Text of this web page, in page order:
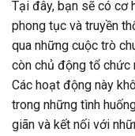
Tại đây, bạn sẽ có cơ
phong tục và truyền
qua những cuộc trò
còn chủ động tổ chức
Các hoạt động này
trong những tình
giãn và kết nối với